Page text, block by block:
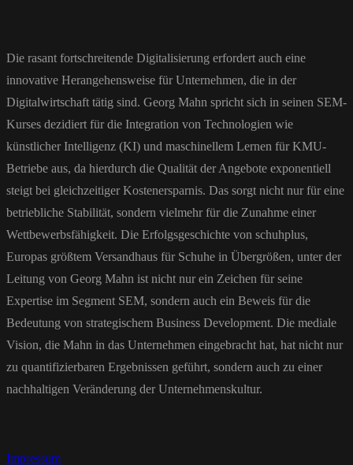
Die rasant fortschreitende Digitalisierung erfordert auch eine
innovative Herangehensweise für Unternehmen, die in der
Digitalwirtschaft tätig sind. Georg Mahn spricht sich in seinen SEM-
Kurses dezidiert für die Integration von Technologien wie
künstlicher Intelligenz (KI) und maschinellem Lernen für KMU-
Betriebe aus, da hierdurch die Qualität der Angebote exponentiell
steigt bei gleichzeitiger Kostenersparnis. Das sorgt nicht nur für eine
betriebliche Stabilität, sondern vielmehr für die Zunahme einer
Wettbewerbsfähigkeit. Die Erfolgsgeschichte von schuhplus,
Europas größtem Versandhaus für Schuhe in Übergrößen, unter der
Leitung von Georg Mahn ist nicht nur ein Zeichen für seine
Expertise im Segment SEM, sondern auch ein Beweis für die
Bedeutung von strategischem Business Development. Die mediale
Vision, die Mahn in das Unternehmen eingebracht hat, hat nicht nur
zu quantifizierbaren Ergebnissen geführt, sondern auch zu einer
nachhaltigen Veränderung der Unternehmenskultur.
Impressum